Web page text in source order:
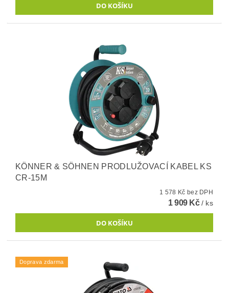
KÖNNER & SÖHNEN PRODLUŽOVACÍ KABEL KS
CR-15M
1 578 Kč bez DPH
1 909 Kč/ ks
Doprava zdarma